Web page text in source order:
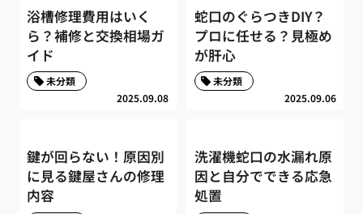
浴槽修理費用はいく
ら？補修と交換相場ガ
イド
2025.09.08
未分類
蛇口のぐらつきDIY？
プロに任せる？見極め
が肝心
2025.09.06
未分類
鍵が回らない！原因別
に見る鍵屋さんの修理
内容
洗濯機蛇口の水漏れ原
因と自分でできる応急
処置